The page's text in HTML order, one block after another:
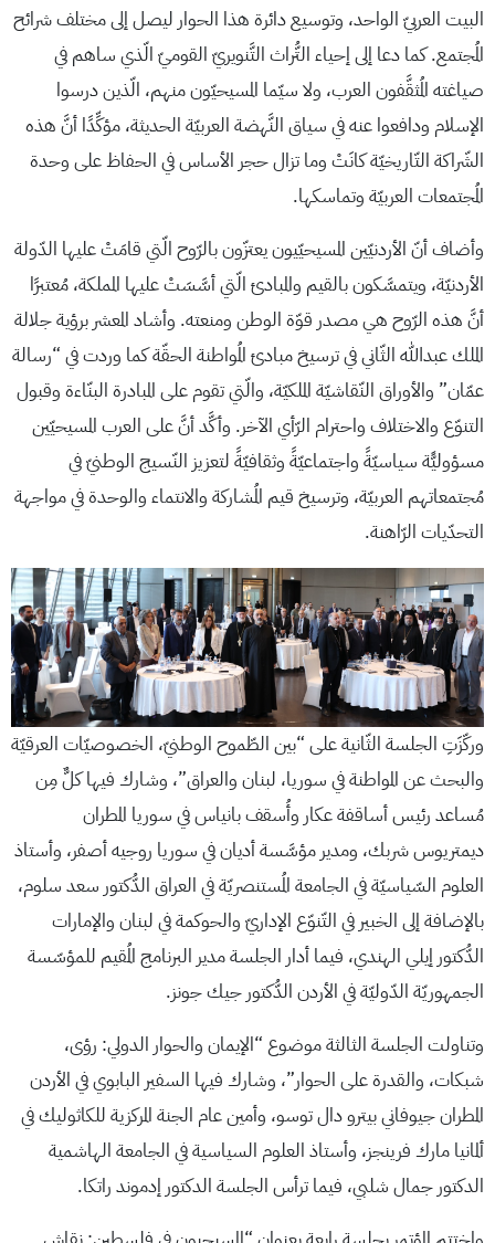
البيت العربيّ الواحد، وتوسيع دائرة هذا الحوار ليصل إلى مختلف شرائح
المُجتمع. كما دعا إلى إحياء التُّراث التَّنويريّ القوميّ الّذي ساهم في
صياغته المُثقَّفون العرب، ولا سيّما المسيحيّون منهم، الّذين درسوا
الإسلام ودافعوا عنه في سياق النَّهضة العربيّة الحديثة، مؤكِّدًا أنَّ هذه
الشّراكة التّاريخيّة كانَتْ وما تزال حجر الأساس في الحفاظ على وحدة
المُجتمعات العربيّة وتماسكها.
وأضاف أنّ الأردنيّين المسيحيّيون يعتزّون بالرّوح الّتي قامَتْ عليها الدّولة
الأردنيّة، ويتمسَّكون بالقيم والمبادئ الّتي أسَّسَتْ عليها المملكة، مُعتبرًا
أنَّ هذه الرّوح هي مصدر قوّة الوطن ومنعته. وأشاد المعشر برؤية جلالة
الملك عبدالله الثّاني في ترسيخ مبادئ المُواطنة الحقّة كما وردت في “رسالة
عمّان” والأوراق النّقاشيّة الملكيّة، والّتي تقوم على المبادرة البنّاءة وقبول
التنوّع والاختلاف واحترام الرّأي الآخر. وأكَّد أنَّ على العرب المسيحيّين
مسؤوليًّة سياسيّةً واجتماعيّةً وثقافيّةً لتعزيز النّسيج الوطنيّ في
مُجتمعاتهم العربيّة، وترسيخ قيم المُشاركة والانتماء والوحدة في مواجهة
التحدّيات الرّاهنة.
وركّزَتِ الجلسة الثّانية على “بين الطّموح الوطنيّ، الخصوصيّات العرقيّة
والبحث عن المواطنة في سوريا، لبنان والعراق”، وشارك فيها كلٌّ مِن
مُساعد رئيس أساقفة عكار وأُسقف بانياس في سوريا المطران
ديمتريوس شربك، ومدير مؤسَّسة أديان في سوريا روجيه أصفر، وأستاذ
العلوم السّياسيّة في الجامعة المُستنصريّة في العراق الدُّكتور سعد سلوم،
بالإضافة إلى الخبير في التّنوّع الإداريّ والحوكمة في لبنان والإمارات
الدُّكتور إيلي الهندي، فيما أدار الجلسة مدير البرنامج المُقيم للمؤسّسة
الجمهوريّة الدّوليّة في الأردن الدُّكتور جيك جونز.
وتناولت الجلسة الثالثة موضوع “الإيمان والحوار الدولي: رؤى،
شبكات، والقدرة على الحوار”، وشارك فيها السفير البابوي في الأردن
المطران جيوفاني بيترو دال توسو، وأمين عام الجنة المركزية للكاثوليك في
ألمانيا مارك فرينجز، وأستاذ العلوم السياسية في الجامعة الهاشمية
الدكتور جمال شلبي، فيما ترأس الجلسة الدكتور إدموند راتكا.